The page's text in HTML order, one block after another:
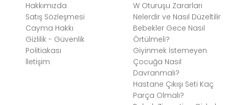
Hakkımızda
Satış Sözleşmesi
Cayma Hakkı
Gizlilik - Güvenlik
Politiakası
İletişim
W Oturuşu Zararları
Nelerdir ve Nasıl Düzeltilir
Bebekler Gece Nasıl
Örtülmeli?
Giyinmek İstemeyen
Çocuğa Nasıl
Davranmalı?
Hastane Çıkışı Seti Kaç
Parça Olmalı?